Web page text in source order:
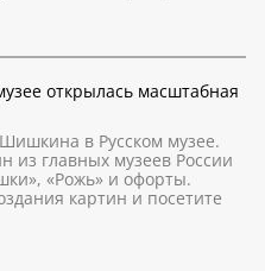
открылась масштабная
в Русском музее.
из главных музеев России
«Рожь» и офорты.
картин и посетите